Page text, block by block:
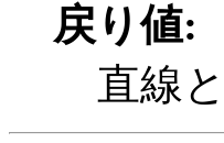
戻り値:
直線